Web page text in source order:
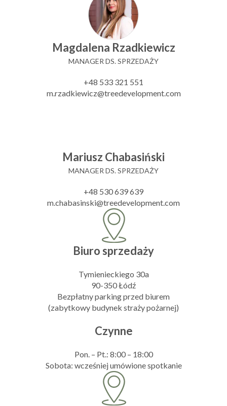
Magdalena Rzadkiewicz
MANAGER DS. SPRZEDAŻY
+48 533 321 551
m.rzadkiewicz@treedevelopment.com
Mariusz Chabasiński
MANAGER DS. SPRZEDAŻY
+48 530 639 639
m.chabasinski@treedevelopment.com
Biuro sprzedaży
Tymienieckiego 30a
90-350 Łódź
Bezpłatny parking przed biurem
(zabytkowy budynek straży pożarnej)
Czynne
Pon. – Pt.: 8:00 – 18:00
Sobota: wcześniej umówione spotkanie